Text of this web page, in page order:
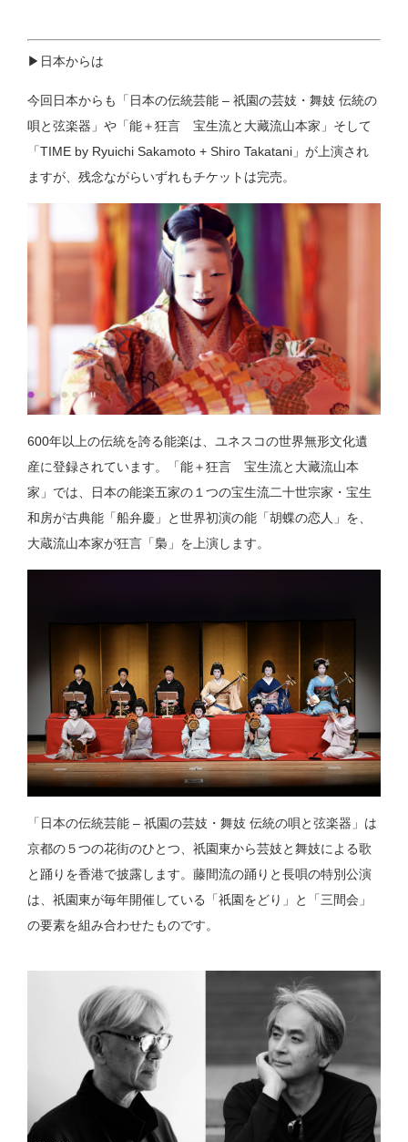
▶︎日本からは
今回日本からも「日本の伝統芸能 – 祇園の芸妓・舞妓 伝統の
唄と弦楽器」や「能＋狂言 宝生流と大藏流山本家」そして
「TIME by Ryuichi Sakamoto + Shiro Takatani」が上演され
ますが、残念ながらいずれもチケットは完売。
600年以上の伝統を誇る能楽は、ユネスコの世界無形文化遺
産に登録されています。「能＋狂言 宝生流と大藏流山本
家」では、日本の能楽五家の１つの宝生流二十世宗家・宝生
和房が古典能「船弁慶」と世界初演の能「胡蝶の恋人」を、
大蔵流山本家が狂言「梟」を上演します。
「日本の伝統芸能 – 祇園の芸妓・舞妓 伝統の唄と弦楽器」は
京都の５つの花街のひとつ、祇園東から芸妓と舞妓による歌
と踊りを香港で披露します。藤間流の踊りと長唄の特別公演
は、祇園東が毎年開催している「祇園をどり」と「三間会」
の要素を組み合わせたものです。